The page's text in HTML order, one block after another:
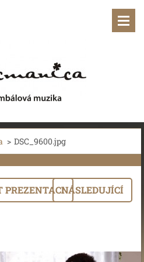
> DSC_9600.jpg
PREZENTACINÁSLEDUJÍCÍ